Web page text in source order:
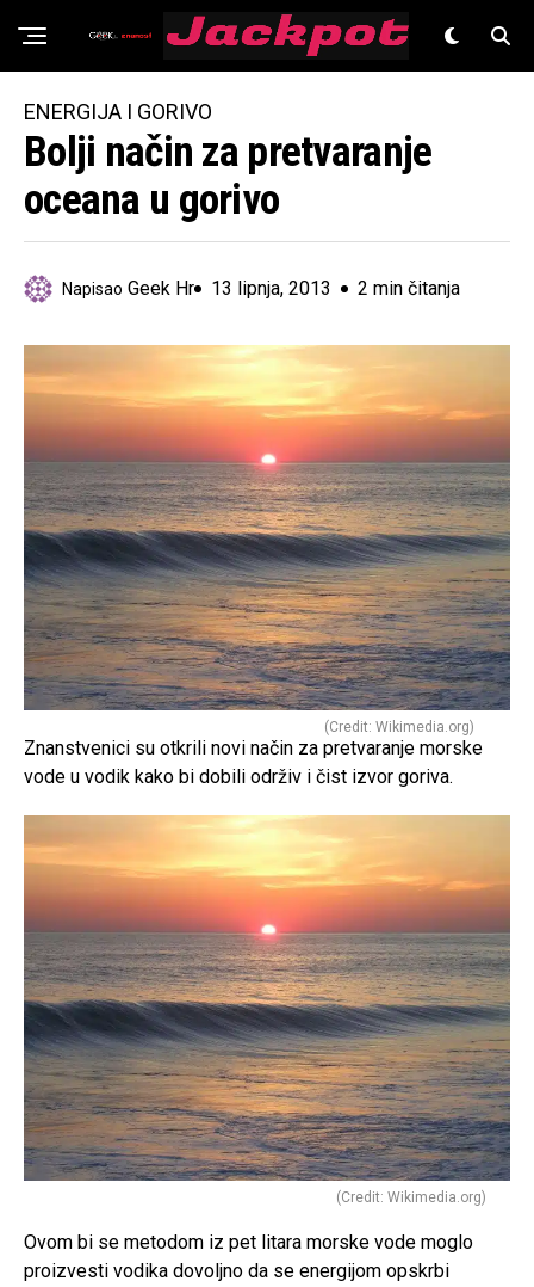
Znanost
ENERGIJA I GORIVO
Bolji način za pretvaranje
oceana u gorivo
Napisao Geek Hr 13 lipnja, 2013 2 min čitanja
(Credit: Wikimedia.org)
Znanstvenici su otkrili novi način za pretvaranje morske
vode u vodik kako bi dobili održiv i čist izvor goriva.
(Credit: Wikimedia.org)
Ovom bi se metodom iz pet litara morske vode moglo
proizvesti vodika dovoljno da se energijom opskrbi